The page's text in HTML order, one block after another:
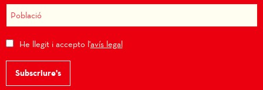
He llegit i accepto l'avís legal
Subscriure's